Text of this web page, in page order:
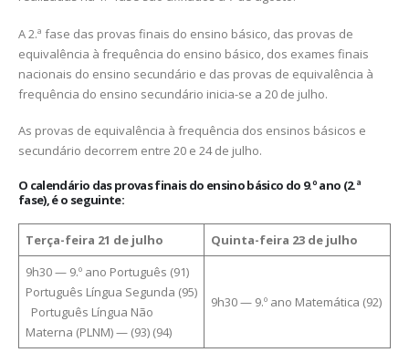
A 2.ª fase das provas finais do ensino básico, das provas de
equivalência à frequência do ensino básico, dos exames finais
nacionais do ensino secundário e das provas de equivalência à
frequência do ensino secundário inicia-se a 20 de julho.
As provas de equivalência à frequência dos ensinos básicos e
secundário decorrem entre 20 e 24 de julho.
O calendário das provas finais do ensino básico do 9.º ano (2.ª
fase), é o seguinte:
Terça-feira 21 de julho
Quinta-feira 23 de julho
9h30 — 9.º ano Português (91)
Português Língua Segunda (95)
Português Língua Não
Materna (PLNM) — (93) (94)
9h30 — 9.º ano Matemática (92)